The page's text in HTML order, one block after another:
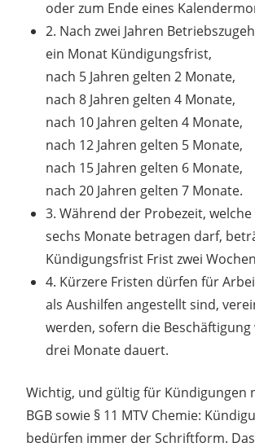
oder zum Ende eines
2. Nach zwei Jahren
ein Monat Kündigungsfrist,
nach 5 Jahren gelten 2 Monate,
nach 8 Jahren gelten 4 Monate,
nach 10 Jahren gelten 4 Monate,
nach 12 Jahren gelten 5 Monate,
nach 15 Jahren gelten 6 Monate,
nach 20 Jahren gelten 7 Monate.
3. Während der Probezeit,
sechs Monate betragen darf,
Kündigungsfrist Frist zwei
4. Kürzere Fristen dürfen für
als Aushilfen angestellt sind,
werden, sofern die Beschäftigung
drei Monate dauert.
Wichtig, und gültig für Kündigungen
BGB sowie § 11 MTV Chemie:
bedürfen immer der Schriftform. Das